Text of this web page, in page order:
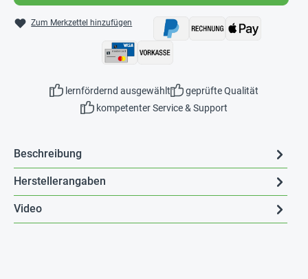
Zum Merkzettel hinzufügen
lernfördernd ausgewählt
geprüfte Qualität
kompetenter Service & Support
Beschreibung
Herstellerangaben
Video